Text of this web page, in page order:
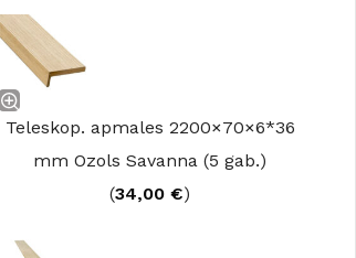
Teleskop. apmales 2200×70×6*36
mm Ozols Savanna (5 gab.)
(34,00 €)